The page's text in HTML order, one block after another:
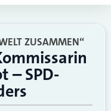
ZUSAMMEN“
– SPD-